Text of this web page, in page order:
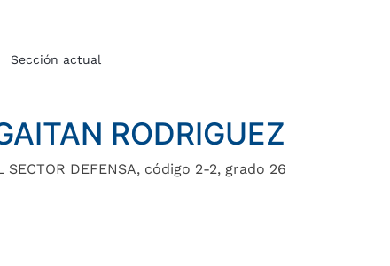
Sección actual
RODRIGUEZ
DEFENSA, código 2-2, grado 26